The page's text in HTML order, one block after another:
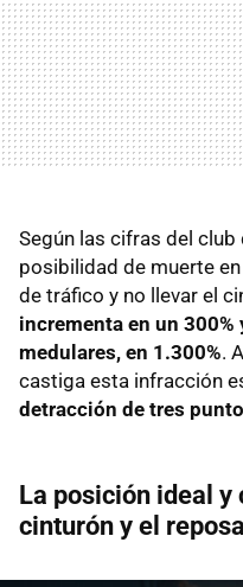
Según las cifras del
posibilidad de muerte
de tráfico y no llevar el
incrementa en un
medulares, en 1.300%.
castiga esta infracción
detracción de tres
La posición ideal y
cinturón y el